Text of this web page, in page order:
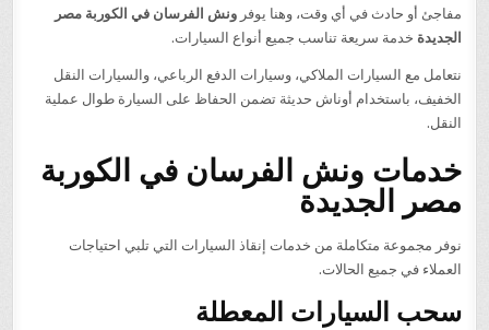
مفاجئ أو حادث في أي وقت، وهنا يوفرونش الفرسان في الكوربة مصر
الجديدة خدمة سريعة تناسب جميع أنواع السيارات.
نتعامل مع السيارات الملاكي، وسيارات الدفع الرباعي، والسيارات النقل
الخفيف، باستخدام أوناش حديثة تضمن الحفاظ على السيارة طوال عملية
النقل.
خدمات ونش الفرسان في الكوربة
مصر الجديدة
نوفر مجموعة متكاملة من خدمات إنقاذ السيارات التي تلبي احتياجات
العملاء في جميع الحالات.
سحب السيارات المعطلة